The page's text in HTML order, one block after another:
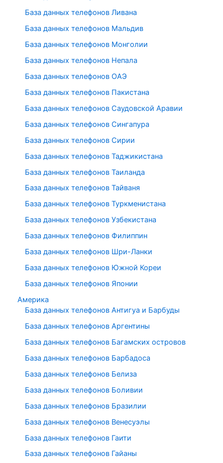
База данных телефонов Ливана
База данных телефонов Мальдив
База данных телефонов Монголии
База данных телефонов Непала
База данных телефонов ОАЭ
База данных телефонов Пакистана
База данных телефонов Саудовской Аравии
База данных телефонов Сингапура
База данных телефонов Сирии
База данных телефонов Таджикистана
База данных телефонов Таиланда
База данных телефонов Тайваня
База данных телефонов Туркменистана
База данных телефонов Узбекистана
База данных телефонов Филиппин
База данных телефонов Шри-Ланки
База данных телефонов Южной Кореи
База данных телефонов Японии
Америка
База данных телефонов Антигуа и Барбуды
База данных телефонов Аргентины
База данных телефонов Багамских островов
База данных телефонов Барбадоса
База данных телефонов Белиза
База данных телефонов Боливии
База данных телефонов Бразилии
База данных телефонов Венесуэлы
База данных телефонов Гаити
База данных телефонов Гайаны